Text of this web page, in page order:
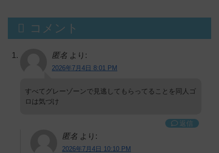
コメント
匿名 より:
2026年7月4日 8:01 PM
すべてグレーゾーンで見逃してもらってることを同人ゴ
ロは気づけ
返信
匿名 より:
2026年7月4日 10:10 PM